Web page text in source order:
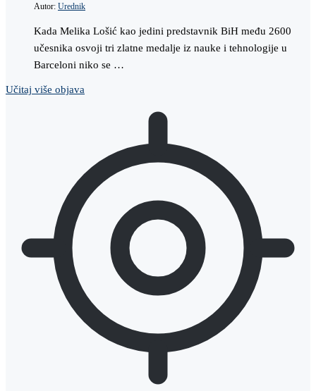
Autor: Urednik
Kada Melika Lošić kao jedini predstavnik BiH među 2600
učesnika osvoji tri zlatne medalje iz nauke i tehnologije u
Barceloni niko se …
Učitaj više objava